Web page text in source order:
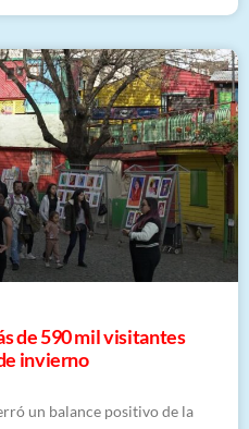
de 590 mil visitantes
invierno
un balance positivo de la